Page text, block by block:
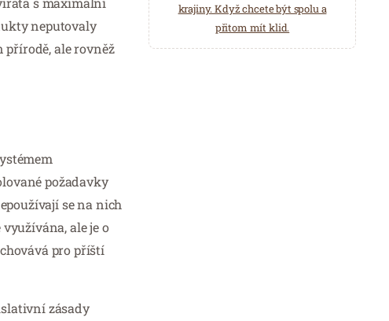
neputovaly
přírodě, ale rovněž
požadavky
se na nich
ale je o
pro příští
zásady
krajiny. Když chcete být spolu a
přitom mít klid.